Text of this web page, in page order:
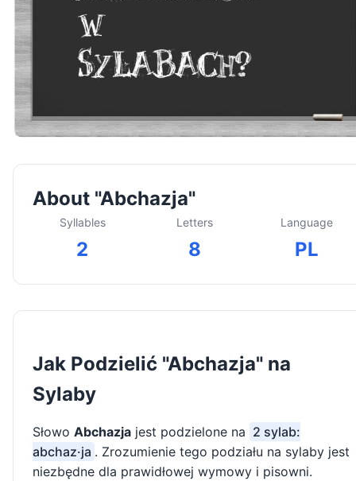
About "Abchazja"
Syllables
2
Letters
8
Language
PL
Jak Podzielić "Abchazja" na
Sylaby
Słowo Abchazja jest podzielone na 2 sylab:
abchaz·ja . Zrozumienie tego podziału na sylaby jest
niezbędne dla prawidłowej wymowy i pisowni.